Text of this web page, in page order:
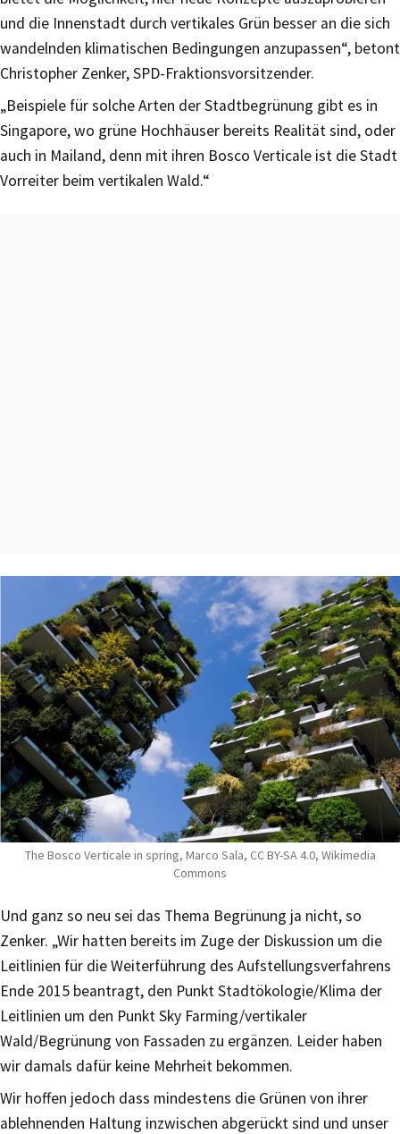
und die Innenstadt durch vertikales Grün besser an die sich
wandelnden klimatischen Bedingungen anzupassen“, betont
Christopher Zenker, SPD-Fraktionsvorsitzender.
„Beispiele für solche Arten der Stadtbegrünung gibt es in
Singapore, wo grüne Hochhäuser bereits Realität sind, oder
auch in Mailand, denn mit ihren Bosco Verticale ist die Stadt
Vorreiter beim vertikalen Wald.“
The Bosco Verticale in spring, Marco Sala, CC BY-SA 4.0, Wikimedia
Commons
Und ganz so neu sei das Thema Begrünung ja nicht, so
Zenker. „Wir hatten bereits im Zuge der Diskussion um die
Leitlinien für die Weiterführung des Aufstellungsverfahrens
Ende 2015 beantragt, den Punkt Stadtökologie/Klima der
Leitlinien um den Punkt Sky Farming/vertikaler
Wald/Begrünung von Fassaden zu ergänzen. Leider haben
wir damals dafür keine Mehrheit bekommen.
Wir hoffen jedoch dass mindestens die Grünen von ihrer
ablehnenden Haltung inzwischen abgerückt sind und unser